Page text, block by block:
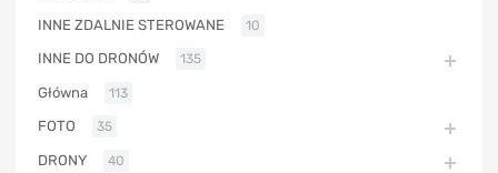
INNE ZDALNIE STEROWANE 10
INNE DO DRONÓW 135
Główna 113
FOTO 35
DRONY 40